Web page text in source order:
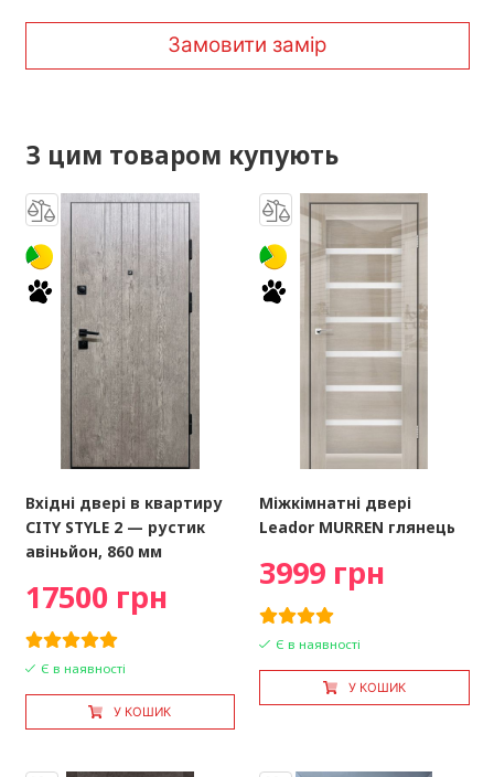
Замовити замір
З цим товаром купують
Вхідні двері в квартиру
CITY STYLE 2 — рустик
авіньйон, 860 мм
17500 грн
Є в наявності
У КОШИК
Міжкімнатні двері
Leador MURREN глянець
3999 грн
Є в наявності
У КОШИК